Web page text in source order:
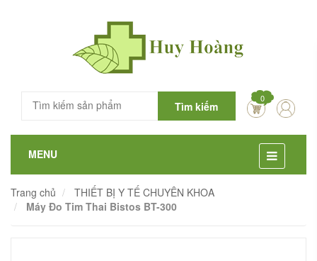
Tìm kiếm
0
MENU
Trang chủ
THIẾT BỊ Y TẾ CHUYÊN KHOA
Máy Đo Tim Thai Bistos BT-300